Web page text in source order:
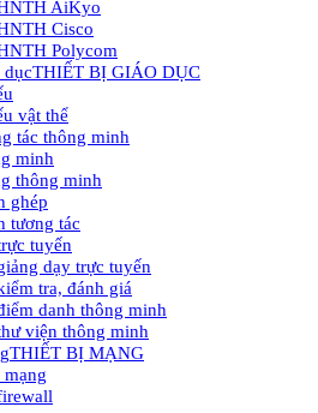
AiKyo
Cisco
Polycom
THIẾT BỊ GIÁO DỤC
vật thể
tác thông minh
minh
thông minh
ghép
tương tác
tuyến
dạy trực tuyến
tra, đánh giá
danh thông minh
viện thông minh
THIẾT BỊ MẠNG